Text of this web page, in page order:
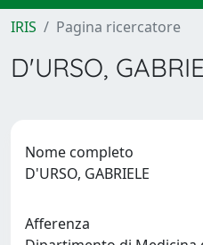
IRIS Pagina ricercatore
D'URSO,
Nome completo
D'URSO, GABRIELE
Afferenza